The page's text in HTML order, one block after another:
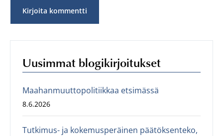
Uusimmat blogikirjoitukset
Maahanmuuttopolitiikkaa etsimässä
8.6.2026
Tutkimus- ja kokemusperäinen päätöksenteko,